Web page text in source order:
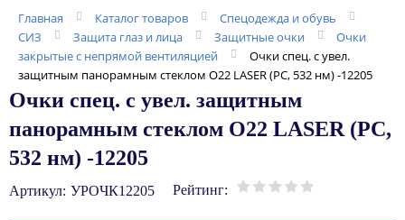
Главная Каталог товаров
Спецодежда и обувь
СИЗ
Защита глаз и лица Защитные очки
Очки
закрытые с непрямой вентиляцией
Очки спец. с увел.
защитным панорамным стеклом О22 LASER (РС, 532 нм) -12205
Очки спец. с увел. защитным
панорамным стеклом О22 LASER (РС,
532 нм) -12205
Артикул: УРОЧК12205 Рейтинг: